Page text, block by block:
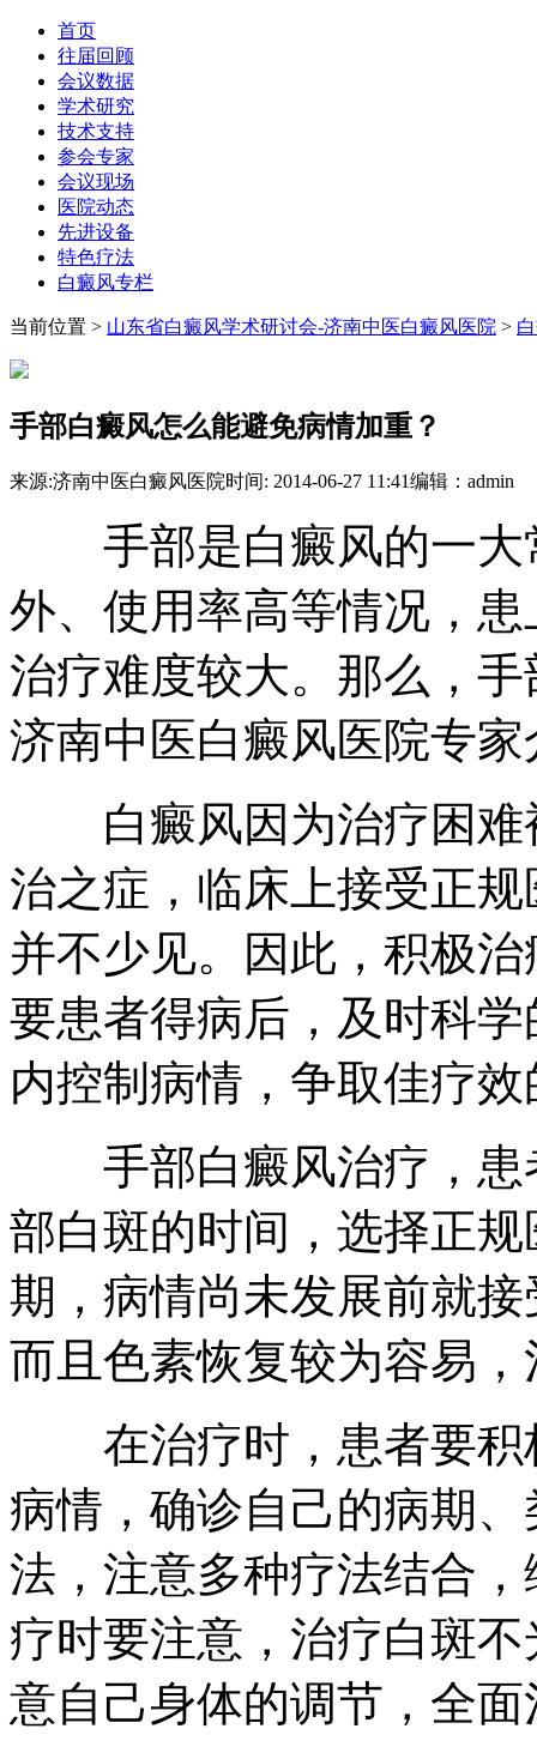
首页
往届回顾
会议数据
学术研究
技术支持
参会专家
会议现场
医院动态
先进设备
特色疗法
白癜风专栏
当前位置 > 山东省白癜风学术研讨会-济南中医白癜风医院 >
手部白癜风怎么能避免病情加重？
来源:济南中医白癜风医院时间: 2014-06-27 11:41编辑：admin
手部是白癜风的一大
外、使用率高等情况，
治疗难度较大。那么，
济南中医白癜风医院专
白癜风因为治疗困难
治之症，临床上接受正
并不少见。因此，积极
要患者得病后，及时科
内控制病情，争取佳疗
手部白癜风治疗，患
部白斑的时间，选择正
期，病情尚未发展前就
而且色素恢复较为容易
在治疗时，患者要积
病情，确诊自己的病期
法，注意多种疗法结合
疗时要注意，治疗白斑
意自己身体的调节，全